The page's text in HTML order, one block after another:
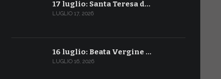
17 luglio: Santa Teresa d…
LUGLIO 17, 2026
16 luglio: Beata Vergine …
LUGLIO 16, 2026